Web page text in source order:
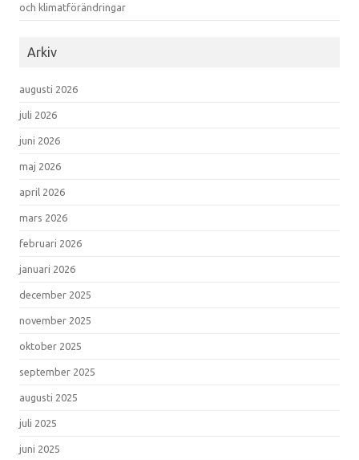
och klimatförändringar
Arkiv
augusti 2026
juli 2026
juni 2026
maj 2026
april 2026
mars 2026
februari 2026
januari 2026
december 2025
november 2025
oktober 2025
september 2025
augusti 2025
juli 2025
juni 2025